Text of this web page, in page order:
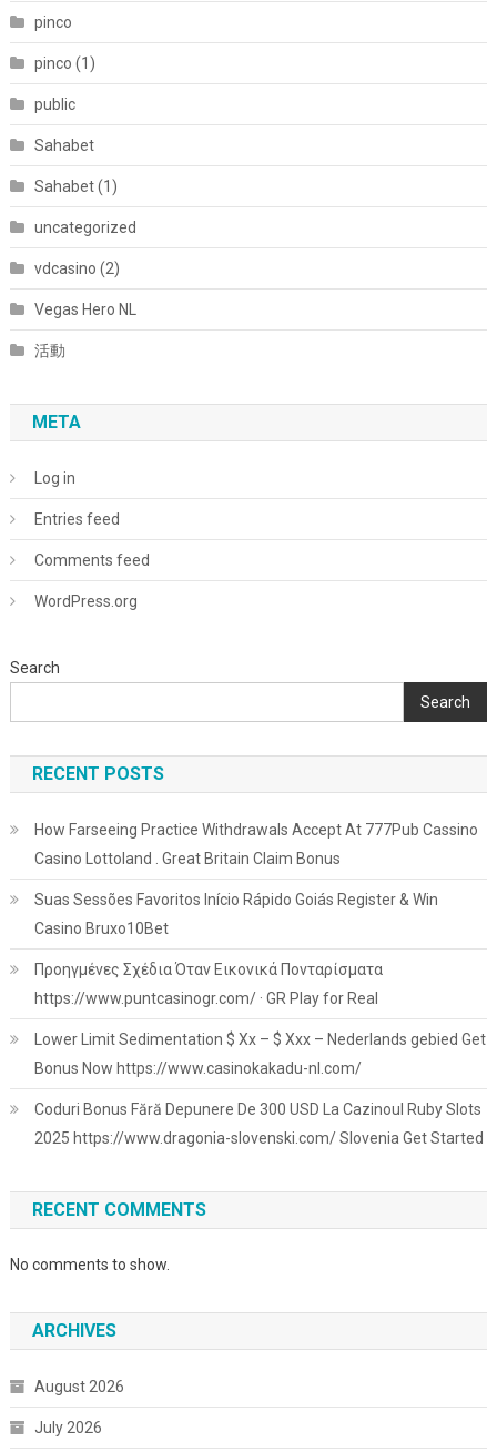
pinco
pinco (1)
public
Sahabet
Sahabet (1)
uncategorized
vdcasino (2)
Vegas Hero NL
活動
META
Log in
Entries feed
Comments feed
WordPress.org
Search
Search
RECENT POSTS
How Farseeing Practice Withdrawals Accept At 777Pub Cassino
Casino Lottoland . Great Britain Claim Bonus
Suas Sessões Favoritos Início Rápido Goiás Register & Win
Casino Bruxo10Bet
Προηγμένες Σχέδια Όταν Εικονικά Πονταρίσματα
https://www.puntcasinogr.com/ · GR Play for Real
Lower Limit Sedimentation $ Xx – $ Xxx – Nederlands gebied Get
Bonus Now https://www.casinokakadu-nl.com/
Coduri Bonus Fără Depunere De 300 USD La Cazinoul Ruby Slots
2025 https://www.dragonia-slovenski.com/ Slovenia Get Started
RECENT COMMENTS
No comments to show.
ARCHIVES
August 2026
July 2026